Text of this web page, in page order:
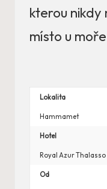
kterou nikdy
místo u
Lokalita
Hammamet
Hotel
Royal Azur
Od